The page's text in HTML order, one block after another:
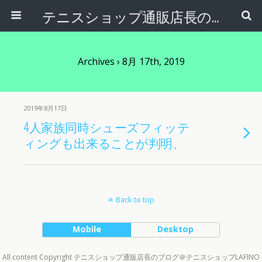
テニスショップ通販店長のブログ＠テニスショップLAFINO 西山克久
Archives › 8月 17th, 2019
2019年8月17日
4人家族同時シューズフィッテ
ィングも出来ることが判明、
Back to top
Mobile Desktop
All content Copyright テニスショップ通販店長のブログ＠テニスショップLAFINO